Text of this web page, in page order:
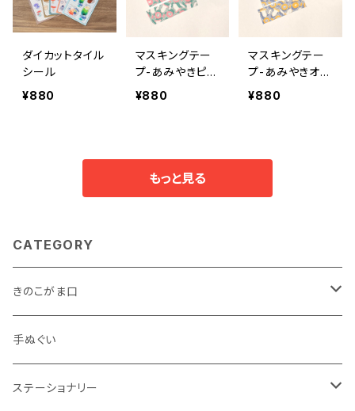
ダイカットタイル
シール
¥880
マスキングテー
プ-あみやきピン
ク 24mm
¥880
マスキングテー
プ-あみやきオレ
ンジ 24mm
¥880
もっと見る
CATEGORY
きのこがま口
手のひらサイズ
バッグサイズ
手ぬぐい
ステーショナリー